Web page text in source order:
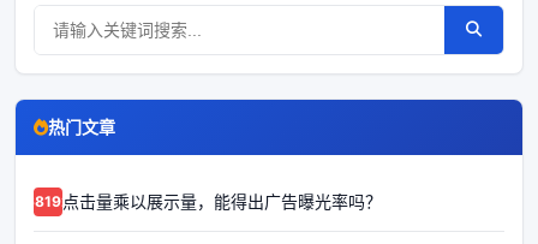
热门文章
68192点击量乘以展示量，能得出广告曝光率吗？